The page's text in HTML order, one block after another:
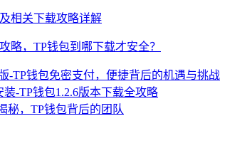
相关下载攻略详解
略，TP钱包到哪下载才安全？
-TP钱包免密支付，便捷背后的机遇与挑战
-TP钱包1.2.6版本下载全攻略
秘，TP钱包背后的团队